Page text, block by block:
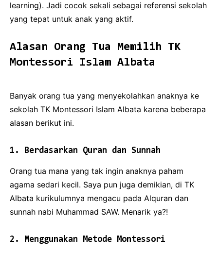
learning). Jadi cocok sekali sebagai referensi sekolah
yang tepat untuk anak yang aktif.
Alasan Orang Tua Memilih TK
Montessori Islam Albata
Banyak orang tua yang menyekolahkan anaknya ke
sekolah TK Montessori Islam Albata karena beberapa
alasan berikut ini.
1. Berdasarkan Quran dan Sunnah
Orang tua mana yang tak ingin anaknya paham
agama sedari kecil. Saya pun juga demikian, di TK
Albata kurikulumnya mengacu pada Alquran dan
sunnah nabi Muhammad SAW. Menarik ya?!
2. Menggunakan Metode Montessori